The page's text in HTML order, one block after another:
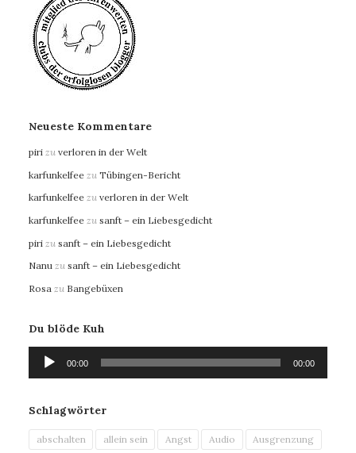
Neueste Kommentare
piri zu verloren in der Welt
karfunkelfee zu Tübingen-Bericht
karfunkelfee zu verloren in der Welt
karfunkelfee zu sanft – ein Liebesgedicht
piri zu sanft – ein Liebesgedicht
Nanu zu sanft – ein Liebesgedicht
Rosa zu Bangebüxen
Du blöde Kuh
Audio-
Player
00:00 00:00
Schlagwörter
abschalten allein sein Angst Audio Ausgrenzung